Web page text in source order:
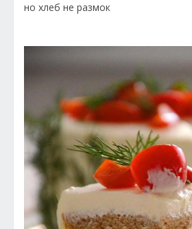
но хлеб не размок